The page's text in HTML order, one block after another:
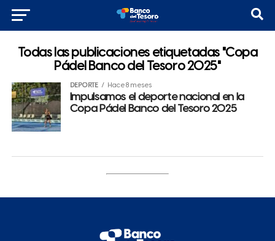
Todas las publicaciones etiquetadas "Copa
Pádel Banco del Tesoro 2025"
DEPORTE Hace 8 meses
Impulsamos el deporte nacional en la
Copa Pádel Banco del Tesoro 2025